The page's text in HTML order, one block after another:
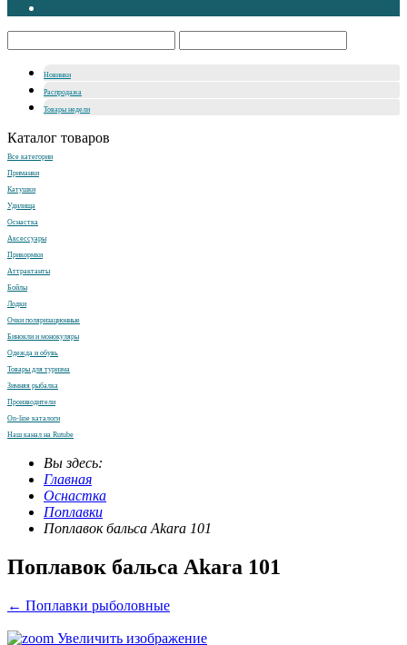
Новинки
Распродажа
Товары недели
Каталог товаров
Все категории
Приманки
Катушки
Удилища
Оснастка
Аксессуары
Прикормки
Аттрактанты
Бойлы
Лодки
Очки поляризационные
Бинокли и монокуляры
Одежда и обувь
Товары для туризма
Зимняя рыбалка
Производители
On-line каталоги
Наш канал на Rutube
Вы здесь:
Главная
Оснастка
Поплавки
Поплавок бальса Akara 101
Поплавок бальса Akara 101
← Поплавки рыболовные
Увеличить изображение